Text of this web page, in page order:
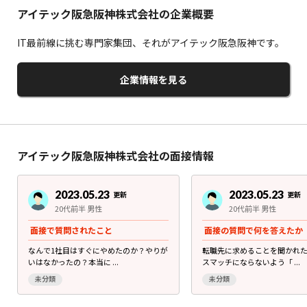
アイテック阪急阪神株式会社の企業概要
IT最前線に挑む専門家集団、それがアイテック阪急阪神です。
企業情報を見る
アイテック阪急阪神株式会社の面接情報
2023.05.23 更新
20代前半 男性
面接で質問されたこと
なんで1社目はすぐにやめたのか？やりが
いはなかったの？本当に ...
未分類
2023.05.23 更新
20代前半 男性
面接の質問で何を答えたか
転職先に求めることを聞かれ
スマッチにならないよう「 ...
未分類